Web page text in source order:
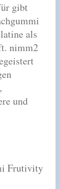
gibt
als
nimm2
und
Frutivity